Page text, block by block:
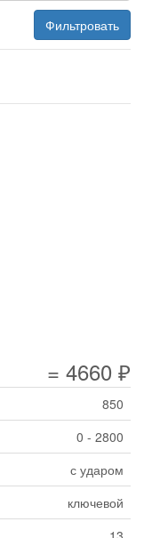
Фильтровать
= 4660 ₽
850
0 - 2800
с ударом
ключевой